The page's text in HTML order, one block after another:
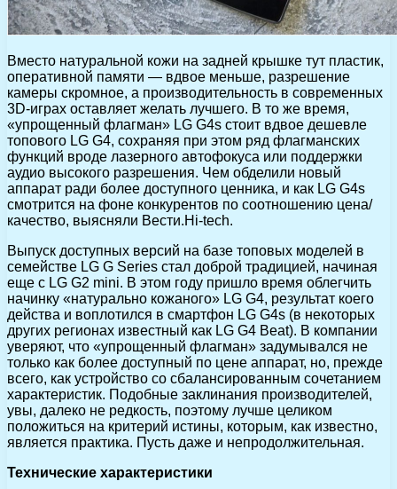
Вместо натуральной кожи на задней крышке тут пластик,
оперативной памяти — вдвое меньше, разрешение
камеры скромное, а производительность в современных
3D-играх оставляет желать лучшего. В то же время,
«упрощенный флагман» LG G4s стоит вдвое дешевле
топового LG G4, сохраняя при этом ряд флагманских
функций вроде лазерного автофокуса или поддержки
аудио высокого разрешения. Чем обделили новый
аппарат ради более доступного ценника, и как LG G4s
смотрится на фоне конкурентов по соотношению цена/
качество, выясняли Вести.Hi-tech.
Выпуск доступных версий на базе топовых моделей в
семействе LG G Series стал доброй традицией, начиная
еще с LG G2 mini. В этом году пришло время облегчить
начинку «натурально кожаного» LG G4, результат коего
действа и воплотился в смартфон LG G4s (в некоторых
других регионах известный как LG G4 Beat). В компании
уверяют, что «упрощенный флагман» задумывался не
только как более доступный по цене аппарат, но, прежде
всего, как устройство со сбалансированным сочетанием
характеристик. Подобные заклинания производителей,
увы, далеко не редкость, поэтому лучше целиком
положиться на критерий истины, которым, как известно,
является практика. Пусть даже и непродолжительная.
Технические характеристики